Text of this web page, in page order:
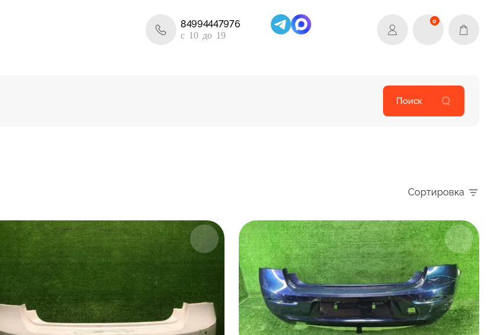
84994447976
c 10 до 19
0
Поиск
Сортировка